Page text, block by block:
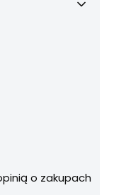
o zakupach